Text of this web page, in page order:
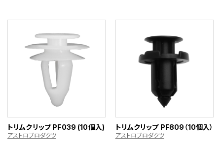
トリムクリップ PF039 (10個入)
アストロプロダクツ
トリムクリップ PF809（10個入）
アストロプロダクツ